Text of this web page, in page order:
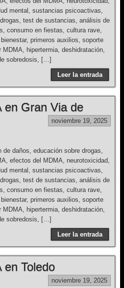
mental, sustancias psicoactivas,
test de sustancias, análisis de
consumo en fiestas, cultura rave,
primeros auxilios, soporte
hipertermia, deshidratación,
sobredosis, […]
Leer la entrada
en Gran Via de
noviembre 19, 2025
daños, educación sobre drogas,
efectos del MDMA, neurotoxicidad,
mental, sustancias psicoactivas,
test de sustancias, análisis de
consumo en fiestas, cultura rave,
primeros auxilios, soporte
hipertermia, deshidratación,
sobredosis, […]
Leer la entrada
en Toledo
noviembre 19, 2025